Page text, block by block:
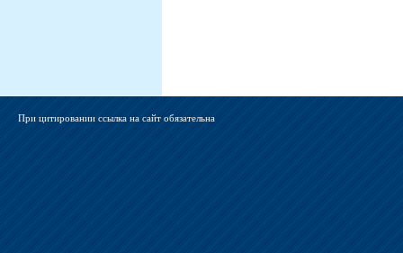
При цитировании ссылка на сайт обязательна